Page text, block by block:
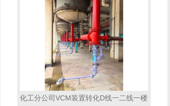
道防腐保温工程2
化工分公司VCM装置转化D线一二线一楼管道